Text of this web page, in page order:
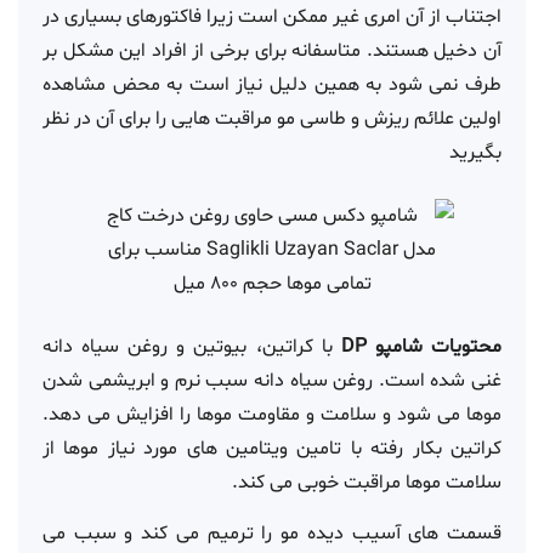
اجتناب از آن امری غیر ممکن است زیرا فاکتورهای بسیاری در
آن دخیل هستند. متاسفانه برای برخی از افراد این مشکل بر
طرف نمی شود به همین دلیل نیاز است به محض مشاهده
اولین علائم ریزش و طاسی مو مراقبت هایی را برای آن در نظر
بگیرید
محتویات شامپو DP
با کراتین، بیوتین و روغن سیاه دانه
غنی شده است. روغن سیاه دانه سبب نرم و ابریشمی شدن
موها می شود و سلامت و مقاومت موها را افزایش می دهد.
کراتین بکار رفته با تامین ویتامین های مورد نیاز موها از
سلامت موها مراقبت خوبی می کند.
قسمت های آسیب دیده مو را ترمیم می کند و سبب می